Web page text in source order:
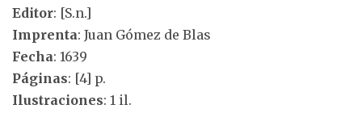
Editor: [S.n.]
Imprenta: Juan Gómez de Blas
Fecha: 1639
Páginas: [4] p.
Ilustraciones: 1 il.